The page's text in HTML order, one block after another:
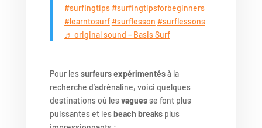
#surfingtips#surfingtipsforbeginners
#learntosurf#surflesson #surflessons
♬ original sound – Basis Surf
Pour lessurfeurs expérimentésà la
recherche d’adrénaline, voici quelques
destinations où lesvaguesse font plus
puissantes et lesbeach breaksplus